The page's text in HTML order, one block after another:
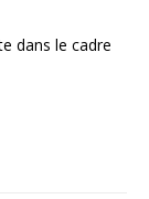
dans le cadre